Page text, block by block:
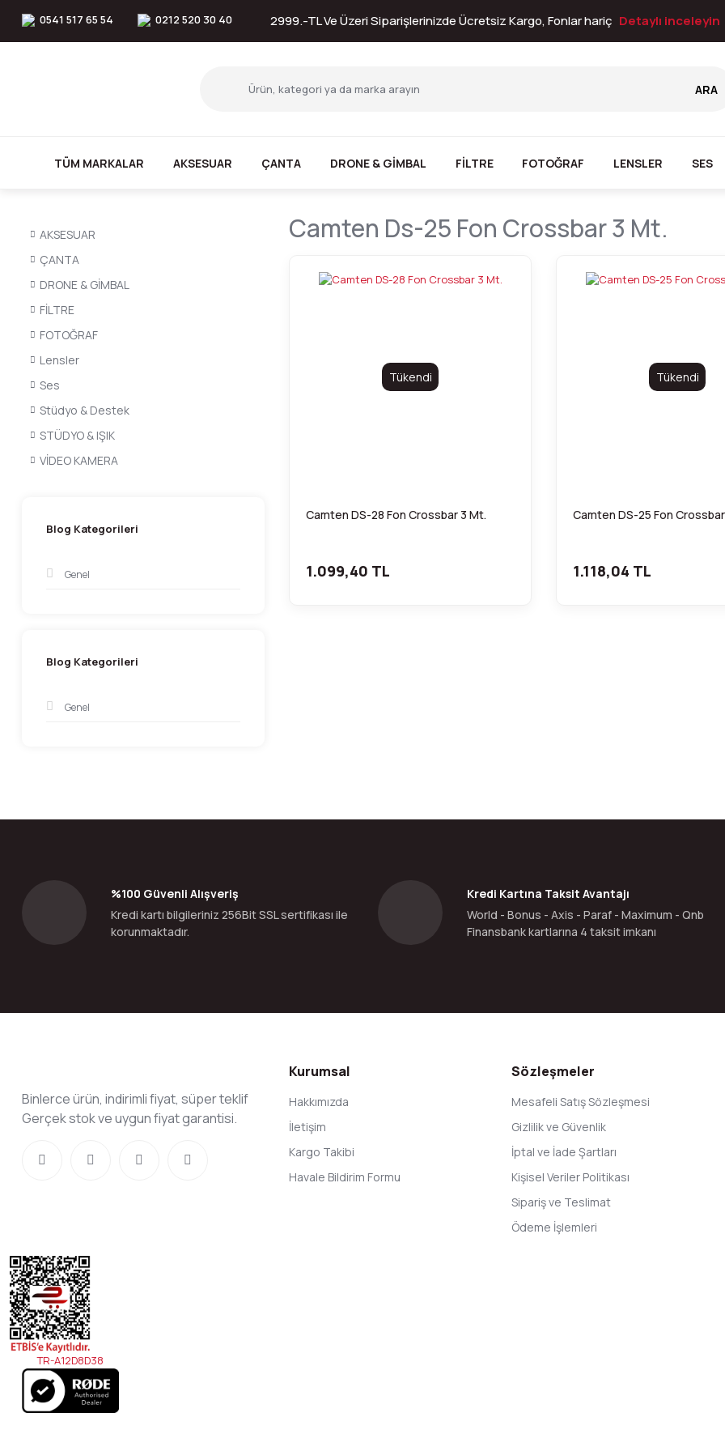
0541 517 65 54 0212 520 30 40 2999.-TL Ve Üzeri Siparişlerinizde Ücretsiz Kargo, Fonlar hariç Detaylı inceleyin
ARA
TÜM MARKALAR AKSESUAR ÇANTA DRONE & GİMBAL FİLTRE FOTOĞRAF LENSLER SES
AKSESUAR
ÇANTA
DRONE & GİMBAL
FİLTRE
FOTOĞRAF
Lensler
Ses
Stüdyo & Destek
STÜDYO & IŞIK
VİDEO KAMERA
Blog Kategorileri
Genel
Blog Kategorileri
Genel
Camten Ds-25 Fon Crossbar 3 Mt.
Tükendi
Camten DS-28 Fon Crossbar 3 Mt.
1.099,40 TL
Tükendi
Camten DS-25 Fon
1.118,04 TL
%100 Güvenli Alışveriş
Kredi kartı bilgileriniz 256Bit SSL sertifikası ile
korunmaktadır.
Kredi Kartına Taksit Avantajı
World - Bonus - Axis - Paraf - Maximum - Qnb
Finansbank kartlarına 4 taksit imkanı
Binlerce ürün, indirimli fiyat, süper teklif
Gerçek stok ve uygun fiyat garantisi.
Kurumsal
Hakkımızda
İletişim
Kargo Takibi
Havale Bildirim Formu
Sözleşmeler
Mesafeli Satış Sözleşmesi
Gizlilik ve Güvenlik
İptal ve İade Şartları
Kişisel Veriler Politikası
Sipariş ve Teslimat
Ödeme İşlemleri
TR-A12D8D38